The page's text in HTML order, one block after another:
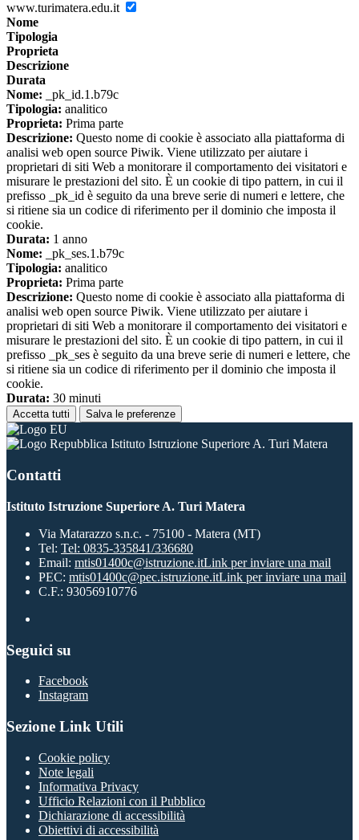
www.turimatera.edu.it
Nome
Tipologia
Proprieta
Descrizione
Durata
Nome: _pk_id.1.b79c
Tipologia: analitico
Proprieta: Prima parte
Descrizione: Questo nome di cookie è associato alla piattaforma di
analisi web open source Piwik. Viene utilizzato per aiutare i
proprietari di siti Web a monitorare il comportamento dei visitatori e
misurare le prestazioni del sito. È un cookie di tipo pattern, in cui il
prefisso _pk_id è seguito da una breve serie di numeri e lettere, che
si ritiene sia un codice di riferimento per il dominio che imposta il
cookie.
Durata: 1 anno
Nome: _pk_ses.1.b79c
Tipologia: analitico
Proprieta: Prima parte
Descrizione: Questo nome di cookie è associato alla piattaforma di
analisi web open source Piwik. Viene utilizzato per aiutare i
proprietari di siti Web a monitorare il comportamento dei visitatori e
misurare le prestazioni del sito. È un cookie di tipo pattern, in cui il
prefisso _pk_ses è seguito da una breve serie di numeri e lettere, che
si ritiene sia un codice di riferimento per il dominio che imposta il
cookie.
Durata: 30 minuti
Accetta tutti Salva le preferenze
Istituto Istruzione Superiore A. Turi Matera
Contatti
Istituto Istruzione Superiore A. Turi Matera
Via Matarazzo s.n.c. - 75100 - Matera (MT)
Tel: Tel: 0835-335841/336680
Email: mtis01400c@istruzione.itLink per inviare una mail
PEC: mtis01400c@pec.istruzione.itLink per inviare una mail
C.F.: 93056910776
Seguici su
Facebook
Instagram
Sezione Link Utili
Cookie policy
Note legali
Informativa Privacy
Ufficio Relazioni con il Pubblico
Dichiarazione di accessibilità
Obiettivi di accessibilità